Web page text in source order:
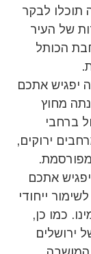
תוכלו לבקר
של העיר
הכותל
יפגיש אתכם
מחוץ
בשנת 1860. טיול ברחבי
ירוקים,
אתכם
ייחודי
המאה ה-19 ועד ימינו. כמו כן,
ירושלים